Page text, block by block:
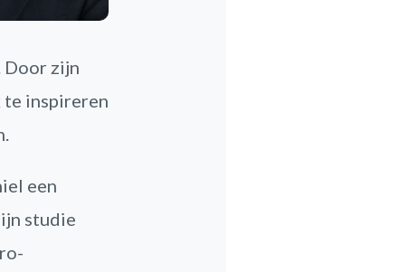
Door zijn
te inspireren
een
studie